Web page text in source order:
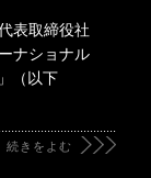
表取締役社
ナショナル
（以下
続きをよむ